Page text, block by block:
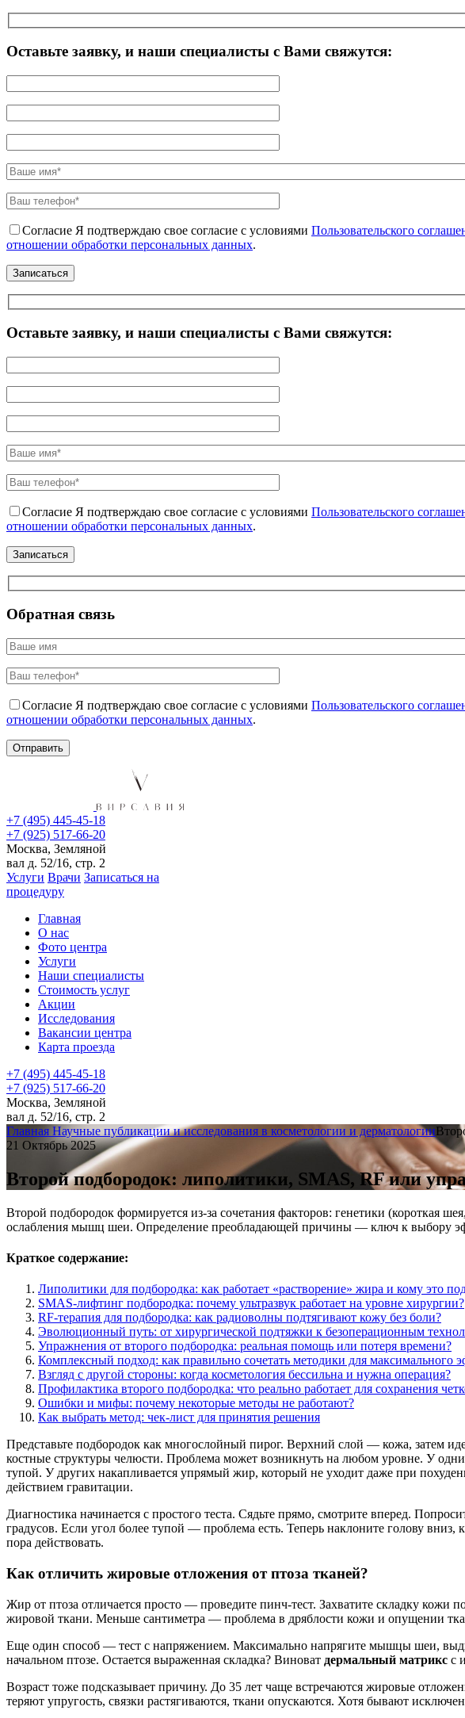
Оставьте заявку, и наши специалисты с Вами свяжутся:
Согласие Я подтверждаю свое согласие с условиями Пользовательского
отношении обработки персональных данных.
Оставьте заявку, и наши специалисты с Вами свяжутся:
Согласие Я подтверждаю свое согласие с условиями Пользовательского
отношении обработки персональных данных.
Обратная связь
Согласие Я подтверждаю свое согласие с условиями Пользовательского
отношении обработки персональных данных.
+7 (495) 445-45-18
+7 (925) 517-66-20
Москва, Земляной
вал д. 52/16, стр. 2
Услуги Врачи Записаться на
процедуру
Главная
О нас
Фото центра
Услуги
Наши специалисты
Стоимость услуг
Акции
Исследования
Вакансии центра
Карта проезда
+7 (495) 445-45-18
+7 (925) 517-66-20
Москва, Земляной
вал д. 52/16, стр. 2
Главная Научные публикации и исследования в косметологии и дерматологии
21 Октябрь 2025
Второй подбородок: липолитики, SMAS, RF или
Второй подбородок формируется из-за сочетания факторов: генетики (короткая
ослабления мышц шеи. Определение преобладающей причины — ключ к выбору
Краткое содержание:
Липолитики для подбородка: как работает «растворение» жира и кому это
SMAS-лифтинг подбородка: почему ультразвук работает на уровне хирургии?
RF-терапия для подбородка: как радиоволны подтягивают кожу без боли?
Эволюционный путь: от хирургической подтяжки к безоперационным
Упражнения от второго подбородка: реальная помощь или потеря времени?
Комплексный подход: как правильно сочетать методики для максимального
Взгляд с другой стороны: когда косметология бессильна и нужна операция?
Профилактика второго подбородка: что реально работает для сохранения
Ошибки и мифы: почему некоторые методы не работают?
Как выбрать метод: чек-лист для принятия решения
Представьте подбородок как многослойный пирог. Верхний слой — кожа, затем
костные структуры челюсти. Проблема может возникнуть на любом уровне. У
тупой. У других накапливается упрямый жир, который не уходит даже при
действием гравитации.
Диагностика начинается с простого теста. Сядьте прямо, смотрите вперед.
градусов. Если угол более тупой — проблема есть. Теперь наклоните голову
пора действовать.
Как отличить жировые отложения от птоза тканей?
Жир от птоза отличается просто — проведите пинч-тест. Захватите складку
жировой ткани. Меньше сантиметра — проблема в дряблости кожи и опущении
Еще один способ — тест с напряжением. Максимально напрягите мышцы шеи,
начальном птозе. Остается выраженная складка? Виноват дермальный матрикс с
Возраст тоже подсказывает причину. До 35 лет чаще встречаются жировые
теряют упругость, связки растягиваются, ткани опускаются. Хотя бывают